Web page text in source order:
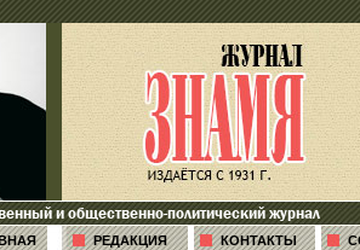
и общественно-политический журнал
РЕДАКЦИЯ КОНТАКТЫ